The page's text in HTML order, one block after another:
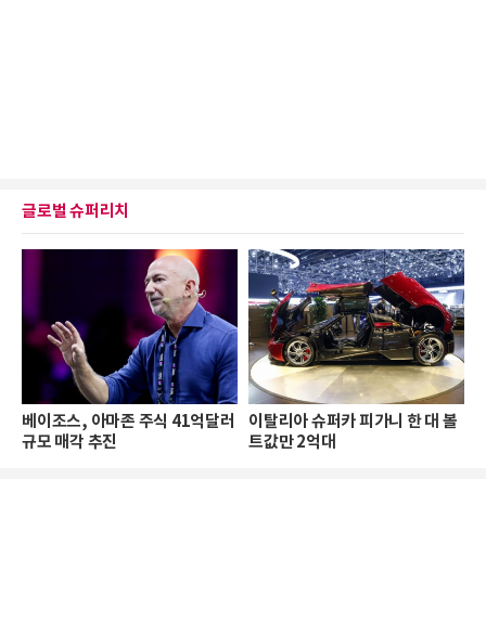
글로벌 슈퍼리치
베이조스, 아마존 주식 41억달러
규모 매각 추진
이탈리아 슈퍼카 피가니 한 대 볼
트값만 2억대